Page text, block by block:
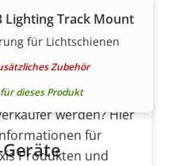
Lighting Track Mount
für Lichtschienen
Zubehör
dieses Produkt
werden? Hier
für
Produkten und